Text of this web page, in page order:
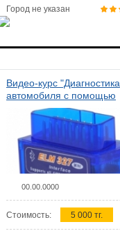
Город не указан
Видео-курс "Диагностика
автомобиля с помощью
сканера ELM 327"
00.00.0000
Стоимость: 5 000 тг.